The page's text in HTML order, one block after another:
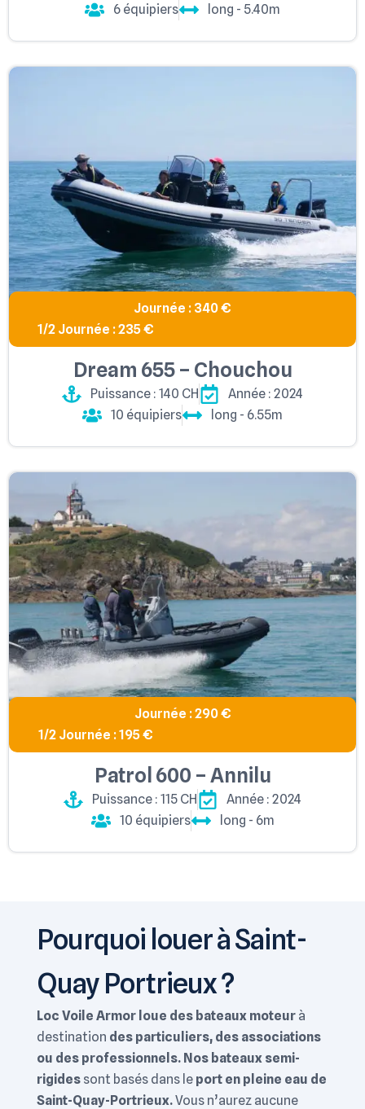
6 équipiers
long - 5.40m
Journée : 340 €
1/2 Journée : 235 €
Dream 655 – Chouchou
Puissance : 140 CH
Année : 2024
10 équipiers
long - 6.55m
Journée : 290 €
1/2 Journée : 195 €
Patrol 600 – Annilu
Puissance : 115 CH
Année : 2024
10 équipiers
long - 6m
Pourquoi louer à Saint-
Quay Portrieux ?
Loc Voile Armor loue des bateaux moteur à
destination des particuliers, des associations
ou des professionnels. Nos bateaux semi-
rigides sont basés dans le port en pleine eau de
Saint-Quay-Portrieux.Vous n’aurez aucune